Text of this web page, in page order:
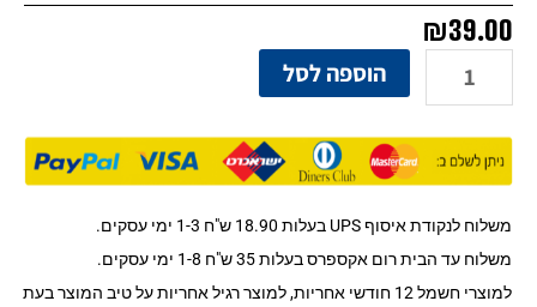
₪39.00
מעוצב
לנייר
לתלייה
הוספה לסל
משלוח לנקודת איסוף UPS בעלות 18.90 ש"ח 1-3 ימי עסקים.
משלוח עד הבית רום אקספרס בעלות 35 ש"ח 1-8 ימי עסקים.
למוצרי חשמל 12 חודשי אחריות, למוצר רגיל אחריות על טיב המוצר בעת